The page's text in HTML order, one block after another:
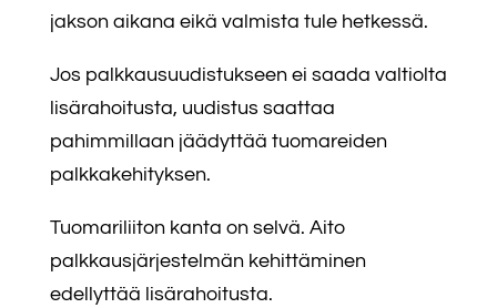
jakson aikana eikä valmista tule hetkessä.
Jos palkkausuudistukseen ei saada valtiolta
lisärahoitusta, uudistus saattaa
pahimmillaan jäädyttää tuomareiden
palkkakehityksen.
Tuomariliiton kanta on selvä. Aito
palkkausjärjestelmän kehittäminen
edellyttää lisärahoitusta.